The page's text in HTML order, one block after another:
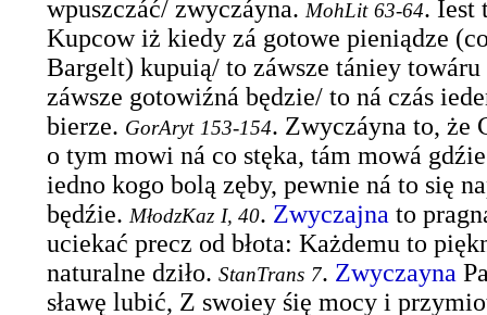
wpuszczáć/ zwyczáyna. MohLit 63-64. Iest
Kupcow iż kiedy zá gotowe pieniądze
Bargelt) kupuią/ to záwsze tániey
záwsze gotowiźná będzie/ to ná czás
bierze. GorAryt 153-154. Zwyczáyna to, że
o tym mowi ná co stęka, tám mowá
iedno kogo bolą zęby, pewnie ná to się
będźie. MłodzKaz I, 40. Zwyczajna to
uciekać precz od błota: Każdemu to
naturalne dziło. StanTrans 7. Zwyczayna
sławę lubić, Z swoiey śię mocy i